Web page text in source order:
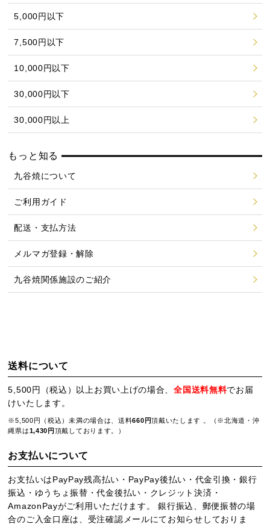
5,000円以下
7,500円以下
10,000円以下
30,000円以下
30,000円以上
もっと知る
九谷焼について
ご利用ガイド
配送・支払方法
メルマガ登録・解除
九谷焼関係施設のご紹介
送料について
5,500円（税込）以上お買い上げの場合、全国送料無料でお届
けいたします。
※5,500円（税込）未満の場合は、送料660円頂戴いたします 。（※北海道・沖
縄県は1,430円 頂戴しております。）
お支払いについて
お支払いはPayPay残高払い・PayPay後払い・代金引換・銀行
振込・ゆうちょ振替・代金後払い・クレジット決済・
AmazonPayがご利用いただけます。 銀行振込、郵便振替の場
合のご入金口座は、受注確認メールにてお知らせしておりま